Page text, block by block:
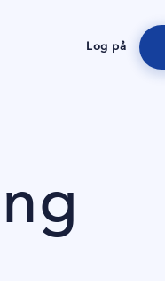
Log på